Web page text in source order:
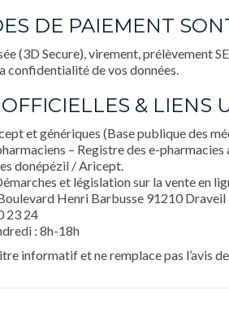
DE PAIEMENT
(3D Secure), virement, prélèvement
confidentialité de vos données.
& LIENS
et génériques (Base publique des
– Registre des e-pharmacies
donépézil / Aricept.
et législation sur la vente en
Henri Barbusse 91210 Draveil
23 24
: 8h-18h
informatif et ne remplace pas l’avis